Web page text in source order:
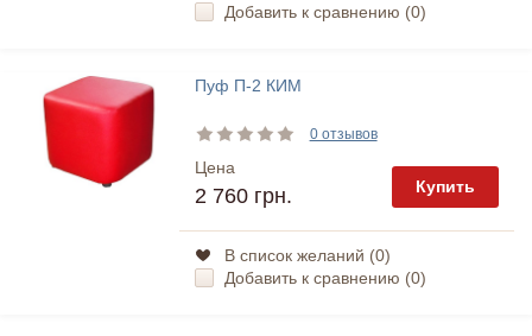
Добавить к сравнению (0)
Пуф П-2 КИМ
0 отзывов
Цена
2 760 грн. Купить
В список желаний (0)
Добавить к сравнению (0)